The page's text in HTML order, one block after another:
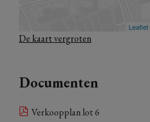
De kaart vergroten
Documenten
Verkoopplan lot 6